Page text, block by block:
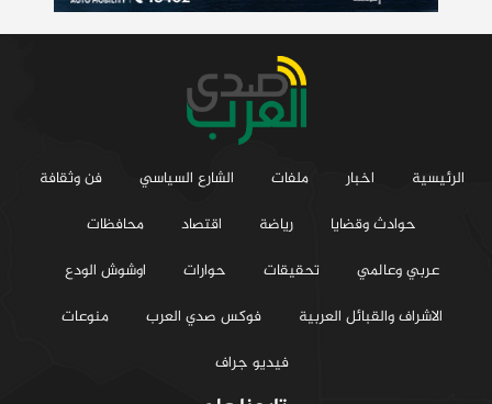
الرئيسية اخبار ملفات الشارع السياسي
فن وثقافة
حوادث وقضايا
رياضة اقتصاد
محافظات
عربي وعالمي
تحقيقات حوارات
اوشوش الودع
الاشراف والقبائل العربية
فوكس صدي العرب
منوعات
فيديو جراف